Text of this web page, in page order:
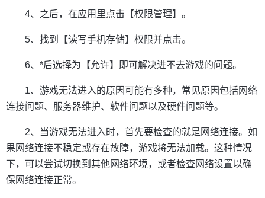
4、之后，在应用里点击【权限管理】。
5、找到【读写手机存储】权限并点击。
6、*后选择为【允许】即可解决进不去游戏的问题。
1、游戏无法进入的原因可能有多种，常见原因包括网络
连接问题、服务器维护、软件问题以及硬件问题等。
2、当游戏无法进入时，首先要检查的就是网络连接。如
果网络连接不稳定或存在故障，游戏将无法加载。这种情况
下，可以尝试切换到其他网络环境，或者检查网络设置以确
保网络连接正常。